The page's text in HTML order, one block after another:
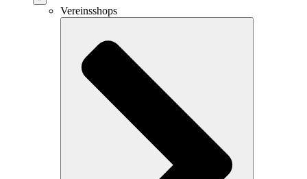
Vereinsshops